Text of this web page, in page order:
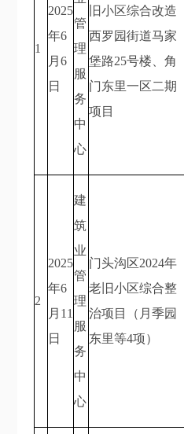
1
2025
年6
月6
日
管
理
服
务
中
心
旧小区综合改造
西罗园街道马家
堡路25号楼、角
门东里一区二期
项目
2
2025
年6
月11
日
建
筑
业
管
理
服
务
中
心
门头沟区2024年
老旧小区综合整
治项目（月季园
东里等4项）